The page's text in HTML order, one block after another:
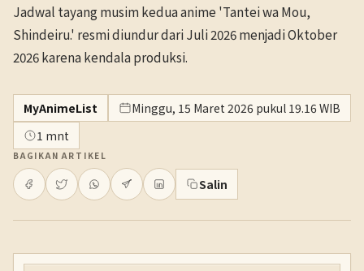
Jadwal tayang musim kedua anime 'Tantei wa Mou,
Shindeiru.' resmi diundur dari Juli 2026 menjadi Oktober
2026 karena kendala produksi.
MyAnimeList
Minggu, 15 Maret 2026 pukul 19.16 WIB
1 mnt
BAGIKAN ARTIKEL
Salin